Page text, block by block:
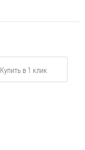
Купить в 1 клик